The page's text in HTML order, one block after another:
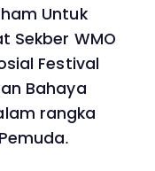
Untuk
Sekber WMO
Festival
Bahaya
rangka